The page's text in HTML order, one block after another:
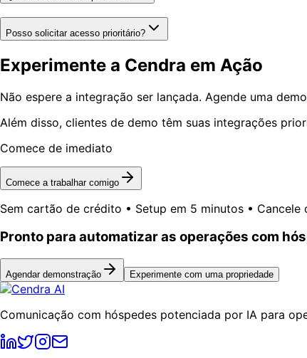
Posso solicitar acesso prioritário?
Experimente a Cendra em Ação
Não espere a integração ser lançada. Agende uma
Além disso, clientes de demo têm suas integrações
Comece de imediato
Comece a trabalhar comigo
Sem cartão de crédito • Setup em 5 minutos • Cancele
Pronto para automatizar as operações com
Agendar demonstração Experimente com uma propriedade
Comunicação com hóspedes potenciada por IA para